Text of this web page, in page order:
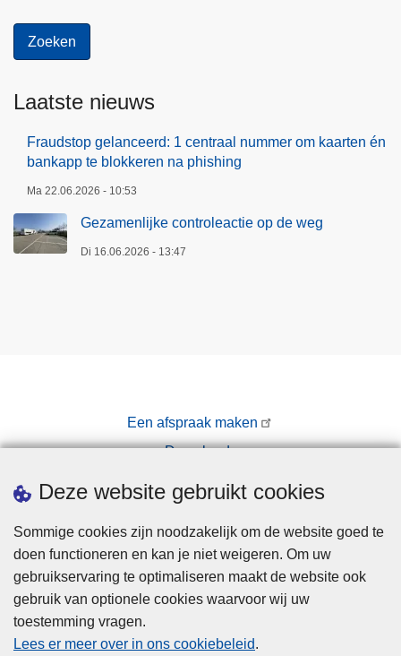
Deze website gebruikt cookies
Sommige cookies zijn noodzakelijk om de website goed te
doen functioneren en kan je niet weigeren. Om uw
gebruikservaring te optimaliseren maakt de website ook
gebruik van optionele cookies waarvoor wij uw
toestemming vragen.
Lees er meer over in ons cookiebeleid.
Laatste nieuws
Fraudstop gelanceerd: 1 centraal nummer om kaarten én
bankapp te blokkeren na phishing
Ma 22.06.2026 - 10:53
Gezamenlijke controleactie op de weg
Di 16.06.2026 - 13:47
Een afspraak maken
Downloads
Pers